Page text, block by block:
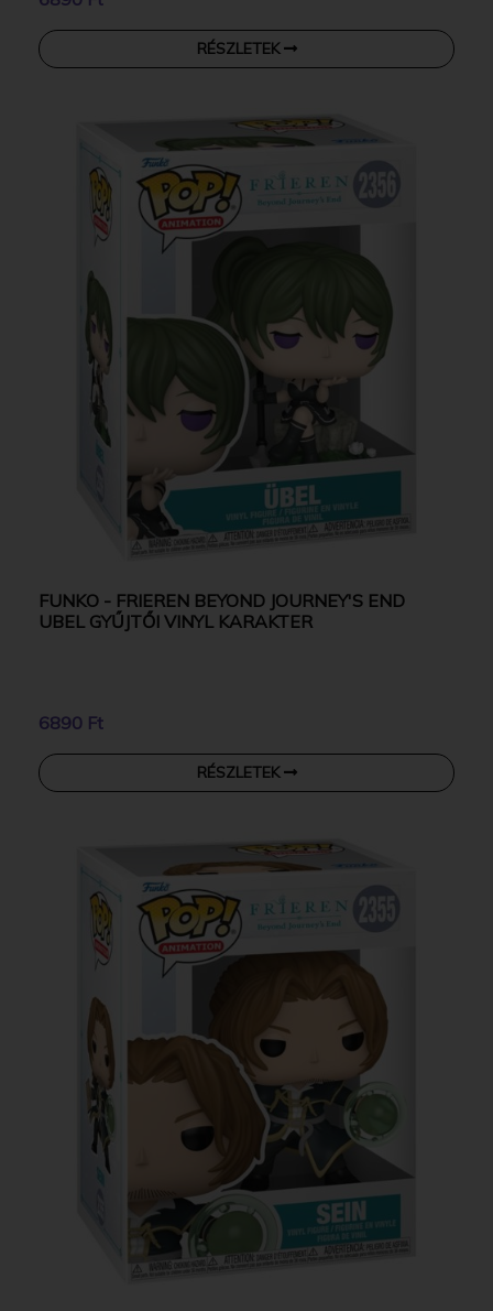
RÉSZLETEK
FUNKO - FRIEREN BEYOND JOURNEY'S END
UBEL GYŰJTŐI VINYL KARAKTER
6890 Ft
RÉSZLETEK